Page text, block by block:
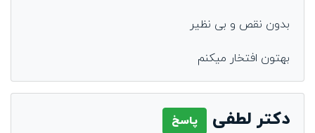
بدون نقص و بی نظیر
بهتون افتخار میکنم
دکتر لطفی
پاسخ